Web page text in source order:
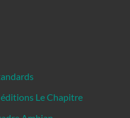
Le Chapitre